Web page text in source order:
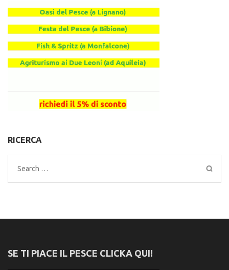
RICERCA
Search
for:
SE TI PIACE IL PESCE CLICKA QUI!